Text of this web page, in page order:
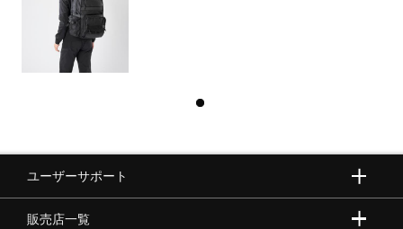
ユーザーサポート
販売店一覧